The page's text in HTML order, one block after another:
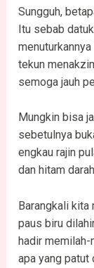
Sungguh,
Itu sebab
tekun
semoga jauh
Mungkin bisa
sebetulnya
engkau rajin
dan hitam
Barangkali kita
paus biru
hadir
apa yang patut